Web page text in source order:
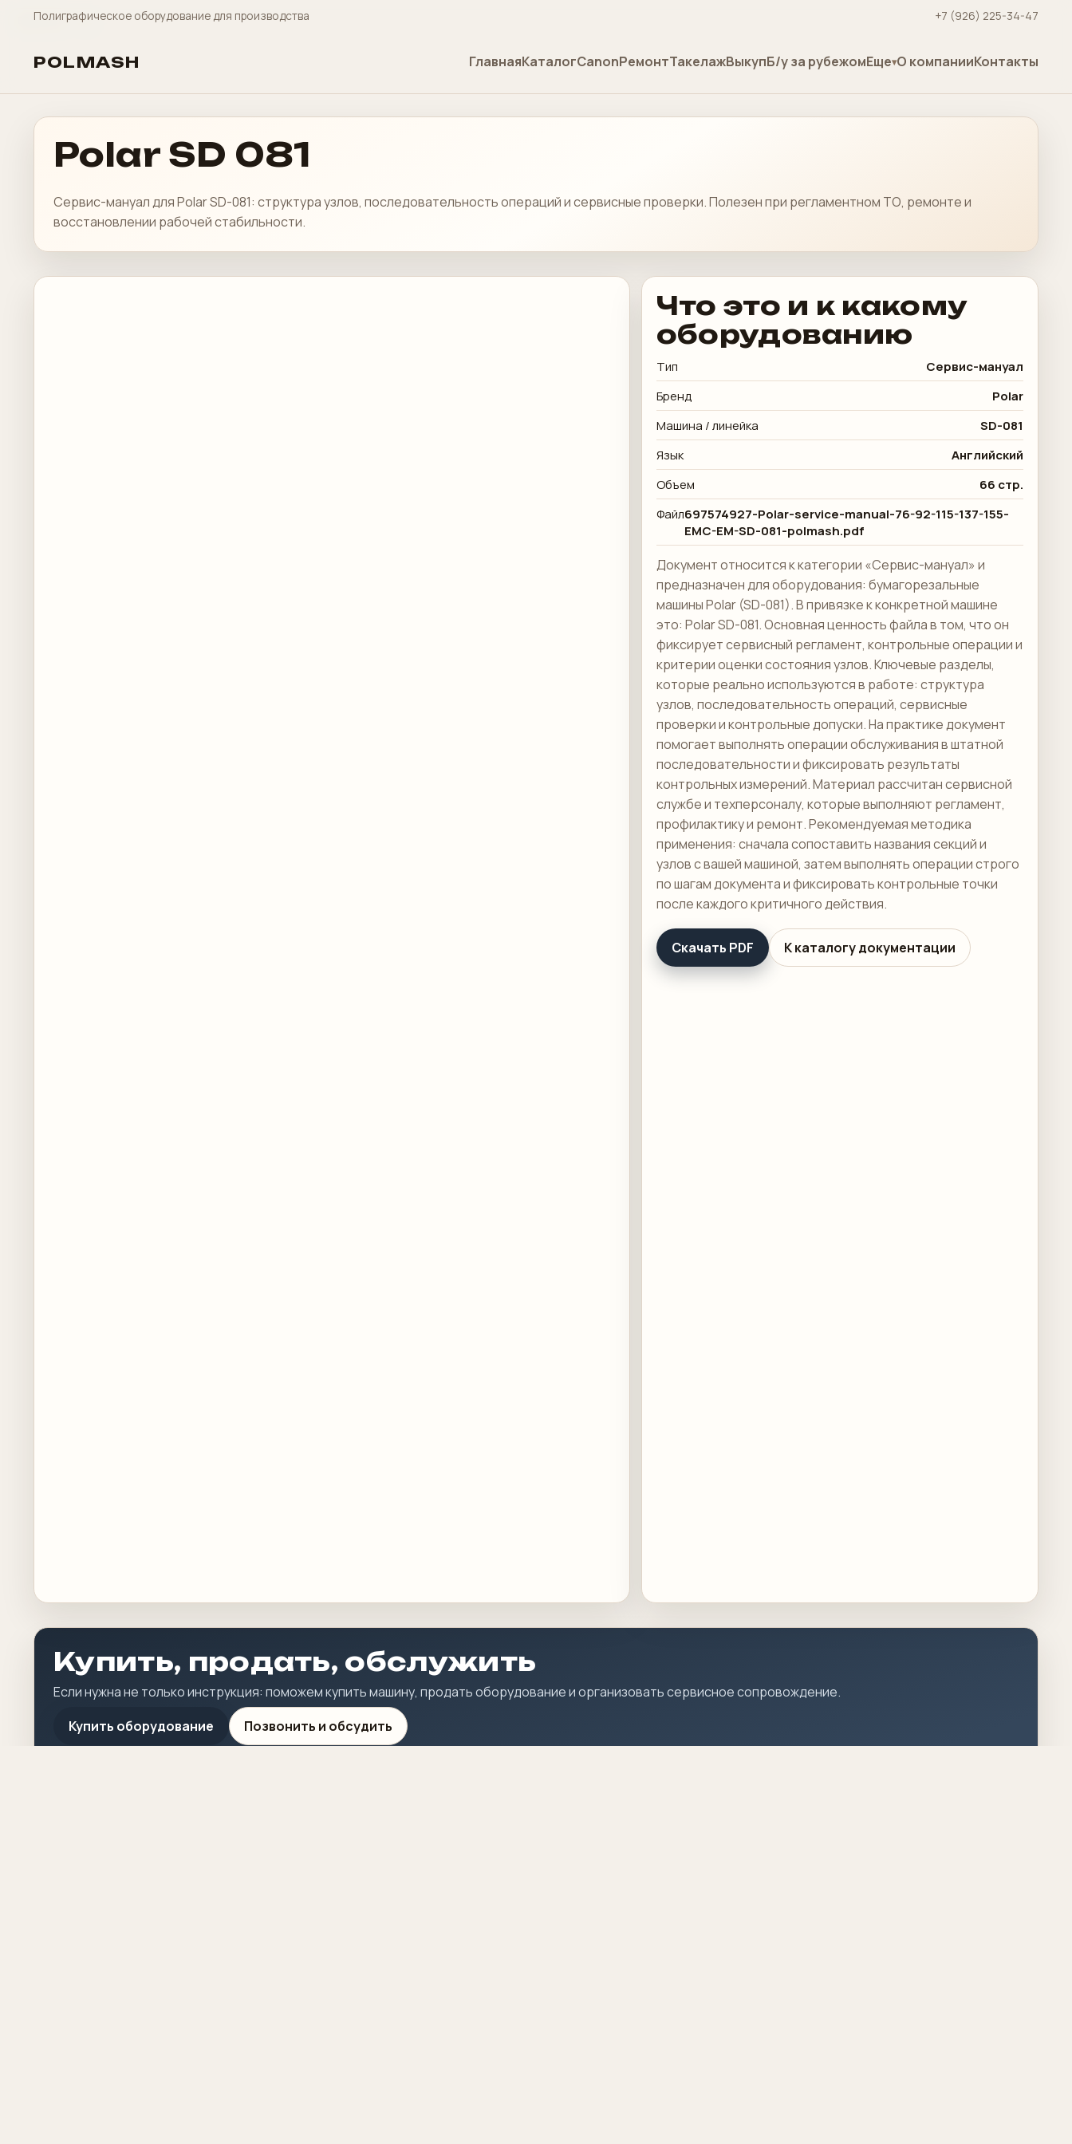
Полиграфическое оборудование для производства +7 (926) 225-34-47
POLMASH ГлавнаяКаталогCanonРемонтТакелажВыкупБ/у за рубежомЕще О компанииКонтакты
Polar SD 081
Сервис-мануал для Polar SD-081: структура узлов, последовательность операций и сервисные проверки. Полезен при регламентном ТО, ремонте и
восстановлении рабочей стабильности.
Что это и к какому
оборудованию
Тип
Сервис-мануал
Бренд
Polar
Машина / линейка
SD-081
Язык
Английский
Объем
66 стр.
Файл697574927-Polar-service-manual-76-92-115-137-155-
EMC-EM-SD-081-polmash.pdf
Документ относится к категории «Сервис-мануал» и
предназначен для оборудования: бумагорезальные
машины Polar (SD-081). В привязке к конкретной машине
это: Polar SD-081. Основная ценность файла в том, что он
фиксирует сервисный регламент, контрольные операции и
критерии оценки состояния узлов. Ключевые разделы,
которые реально используются в работе: структура
узлов, последовательность операций, сервисные
проверки и контрольные допуски. На практике документ
помогает выполнять операции обслуживания в штатной
последовательности и фиксировать результаты
контрольных измерений. Материал рассчитан сервисной
службе и техперсоналу, которые выполняют регламент,
профилактику и ремонт. Рекомендуемая методика
применения: сначала сопоставить названия секций и
узлов с вашей машиной, затем выполнять операции строго
по шагам документа и фиксировать контрольные точки
после каждого критичного действия.
Скачать PDF К каталогу документации
Купить, продать, обслужить
Если нужна не только инструкция: поможем купить машину, продать оборудование и организовать сервисное сопровождение.
Купить оборудование
Позвонить и обсудить
Polar
Линейка Polar
Polar
POLAR-76
Polar
POLAR-78
Polar
POLAR-92X-92
Polar
POLAR-115
Polar
ED01-2011